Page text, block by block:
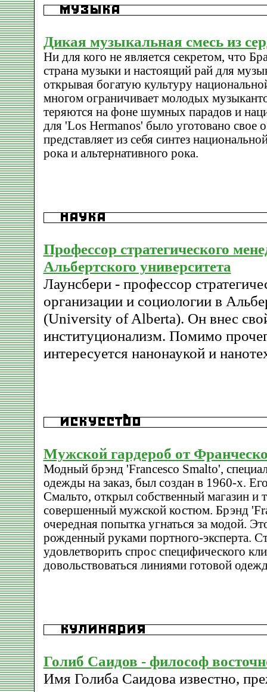
Дикая музыкальная смесь из
Ни для кого не является секретом, что
страна музыки и настоящий рай для
открывая богатую культуру
многом ограничивает молодых
теряются на фоне шумных парадов и
для 'Los Hermanos' было уготовано свое
представляет из себя синтез
рока и альтернативного рока.
Профессор стратегического
Альбертского университета
Лаунсбери - профессор
организации и социологии в
(University of Alberta). Он внес
институционализм. Помимо
интересуется нанонаукой и
Мужской гардероб от
Модный брэнд 'Francesco Smalto',
одежды на заказ, был создан в 1960-х.
Смальто, открыл собственный магазин и
совершенный мужской костюм. Брэнд
очередная попытка угнаться за модой.
рожденный руками портного-эксперта.
удовлетворить спрос специфического
довольствоваться линиями готовой
Голиб Саидов - философ
Имя Голиба Саидова известно,